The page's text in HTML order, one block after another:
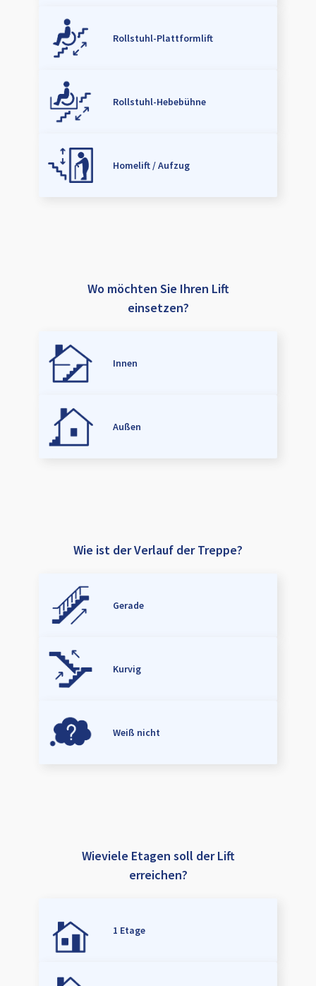
Rollstuhl-Plattformlift
Rollstuhl-Hebebühne
Homelift / Aufzug
Wo möchten Sie Ihren Lift
einsetzen?
Innen
Außen
Wie ist der Verlauf der Treppe?
Gerade
Kurvig
Weiß nicht
Wieviele Etagen soll der Lift
erreichen?
1 Etage